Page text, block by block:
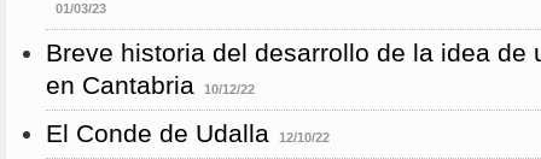
01/03/23
Breve historia del desarrollo de la idea de
en Cantabria
10/12/22
El Conde de Udalla 12/10/22